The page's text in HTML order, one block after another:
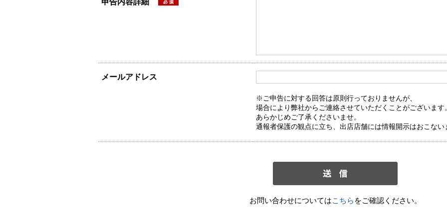
申告内容詳細
メールアドレス
※ご申告に対する回答は原則行っておりませんが、
場合により弊社からご連絡させていただくことがございます。
あらかじめご了承くださいませ。
通報者保護の観点に立ち、出店店舗には情報開示はおこない
お問い合わせについてはこちら をご確認ください。